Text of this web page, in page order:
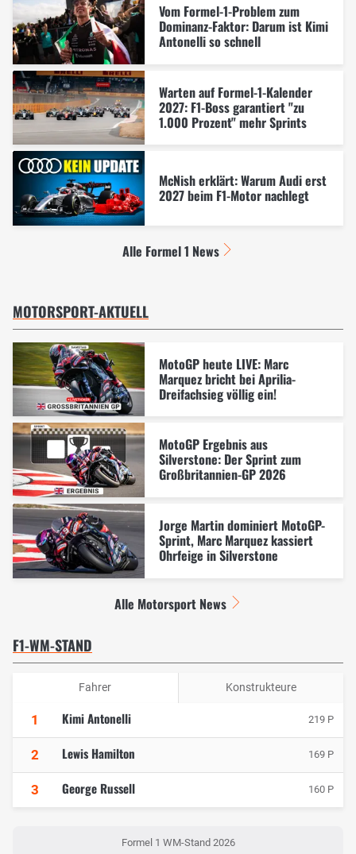
Vom Formel-1-Problem zum
Dominanz-Faktor: Darum ist Kimi
Antonelli so schnell
Warten auf Formel-1-Kalender
2027: F1-Boss garantiert "zu
1.000 Prozent" mehr Sprints
McNish erklärt: Warum Audi erst
2027 beim F1-Motor nachlegt
Alle Formel 1 News
MOTORSPORT-AKTUELL
MotoGP heute LIVE: Marc
Marquez bricht bei Aprilia-
Dreifachsieg völlig ein!
MotoGP Ergebnis aus
Silverstone: Der Sprint zum
Großbritannien-GP 2026
Jorge Martin dominiert MotoGP-
Sprint, Marc Marquez kassiert
Ohrfeige in Silverstone
Alle Motorsport News
F1-WM-STAND
Fahrer Konstrukteure
1 Kimi Antonelli 219 P
2 Lewis Hamilton 169 P
3 George Russell 160 P
Formel 1 WM-Stand 2026